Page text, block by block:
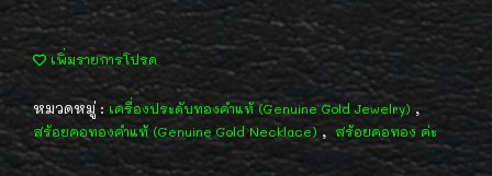
เพิ่มรายการโปรด
หมวดหมู่ : เครื่องประดับทองคำแท้ (Genuine Gold Jewelry) ,
สร้อยคอทองคำแท้ (Genuine Gold Necklace) , สร้อยคอทอง ค่ะ